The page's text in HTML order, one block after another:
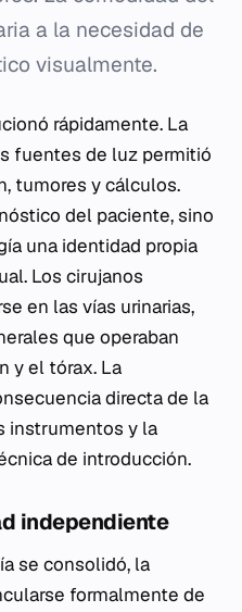
a la necesidad de
visualmente.
rápidamente. La
fuentes de luz permitió
tumores y cálculos.
del paciente, sino
una identidad propia
Los cirujanos
en las vías urinarias,
que operaban
y el tórax. La
directa de la
instrumentos y la
de introducción.
independiente
se consolidó, la
formalmente de